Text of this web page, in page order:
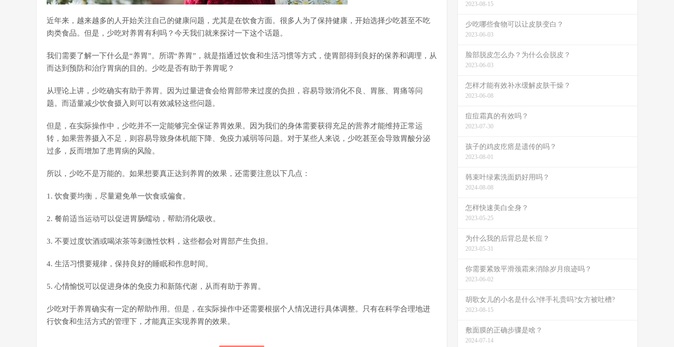
近年来，越来越多的人开始关注自己的健康问题，尤其是在饮食方面。很多人为了保持健康，开始选择少吃甚至不吃
肉类食品。但是，少吃对养胃有利吗？今天我们就来探讨一下这个话题。
我们需要了解一下什么是“养胃”。所谓“养胃”，就是指通过饮食和生活习惯等方式，使胃部得到良好的保养和调理，从
而达到预防和治疗胃病的目的。少吃是否有助于养胃呢？
从理论上讲，少吃确实有助于养胃。因为过量进食会给胃部带来过度的负担，容易导致消化不良、胃胀、胃痛等问
题。而适量减少饮食摄入则可以有效减轻这些问题。
但是，在实际操作中，少吃并不一定能够完全保证养胃效果。因为我们的身体需要获得充足的营养才能维持正常运
转，如果营养摄入不足，则容易导致身体机能下降、免疫力减弱等问题。对于某些人来说，少吃甚至会导致胃酸分泌
过多，反而增加了患胃病的风险。
所以，少吃不是万能的。如果想要真正达到养胃的效果，还需要注意以下几点：
1. 饮食要均衡，尽量避免单一饮食或偏食。
2. 餐前适当运动可以促进胃肠蠕动，帮助消化吸收。
3. 不要过度饮酒或喝浓茶等刺激性饮料，这些都会对胃部产生负担。
4. 生活习惯要规律，保持良好的睡眠和作息时间。
5. 心情愉悦可以促进身体的免疫力和新陈代谢，从而有助于养胃。
少吃对于养胃确实有一定的帮助作用。但是，在实际操作中还需要根据个人情况进行具体调整。只有在科学合理地进
行饮食和生活方式的管理下，才能真正实现养胃的效果。
2023-08-15
少吃哪些食物可以让皮肤变白？
2023-06-03
脸部脱皮怎么办？为什么会脱皮？
2023-06-03
怎样才能有效补水缓解皮肤干燥？
2023-06-08
痘痘霜真的有效吗？
2023-07-30
孩子的鸡皮疙瘩是遗传的吗？
2023-08-01
韩束叶绿素洗面奶好用吗？
2024-08-08
怎样快速美白全身？
2023-05-25
为什么我的后背总是长痘？
2023-05-31
你需要紧致平滑颈霜来消除岁月痕迹吗？
2023-06-02
胡歌女儿的小名是什么?伴手礼贵吗?女方被吐槽?
2023-08-15
敷面膜的正确步骤是啥？
2024-07-14